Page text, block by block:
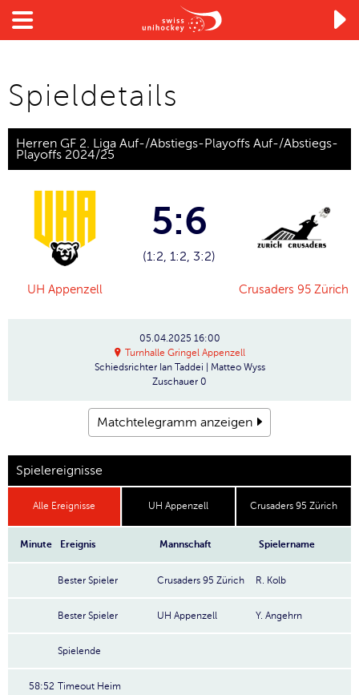

Spieldetails
Herren GF 2. Liga Auf-/Abstiegs-Playoffs Auf-/Abstiegs-
Playoffs 2024/25
UH Appenzell
5:6
(1:2, 1:2, 3:2)
Crusaders 95 Zürich
05.04.2025 16:00
Turnhalle Gringel Appenzell
Schiedsrichter Ian Taddei | Matteo Wyss
Zuschauer 0
Matchtelegramm anzeigen
Spielereignisse
Alle Ereignisse UH Appenzell Crusaders 95 Zürich
Minute Ereignis Mannschaft Spielername
Bester Spieler Crusaders 95 Zürich R. Kolb
Bester Spieler UH Appenzell Y. Angehrn
Spielende
58:52 Timeout Heim